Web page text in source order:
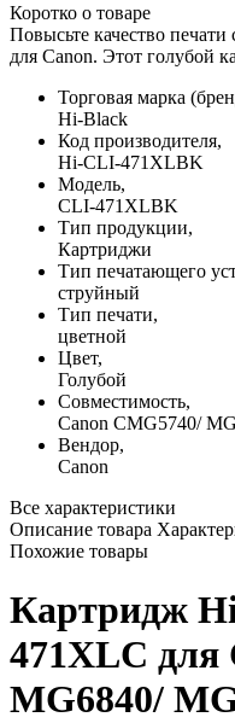
Коротко о товаре
Повысьте качество
для Canon. Этот голубой
Торговая марка
Hi-Black
Код производителя,
Hi-CLI-471XLBK
Модель,
CLI-471XLBK
Тип продукции,
Картриджи
Тип печатающего
струйный
Тип печати,
цветной
Цвет,
Голубой
Совместимость,
Canon CMG5740/
Вендор,
Canon
Все характеристики
Описание товара
Похожие товары
Картридж
471XLC для
MG6840/